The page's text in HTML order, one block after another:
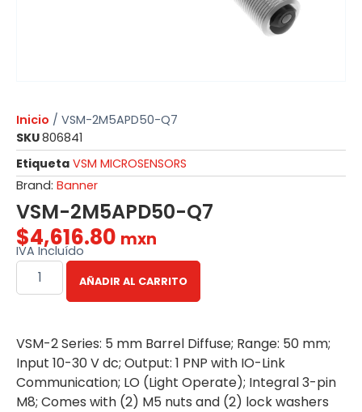
Inicio / VSM-2M5APD50-Q7
SKU806841
Etiqueta VSM MICROSENSORS
Brand: Banner
VSM-2M5APD50-Q7
$4,616.80 mxn
IVA Incluído
AÑADIR AL CARRITO
VSM-2 Series: 5 mm Barrel Diffuse; Range: 50 mm;
Input 10-30 V dc; Output: 1 PNP with IO-Link
Communication; LO (Light Operate); Integral 3-pin
M8; Comes with (2) M5 nuts and (2) lock washers